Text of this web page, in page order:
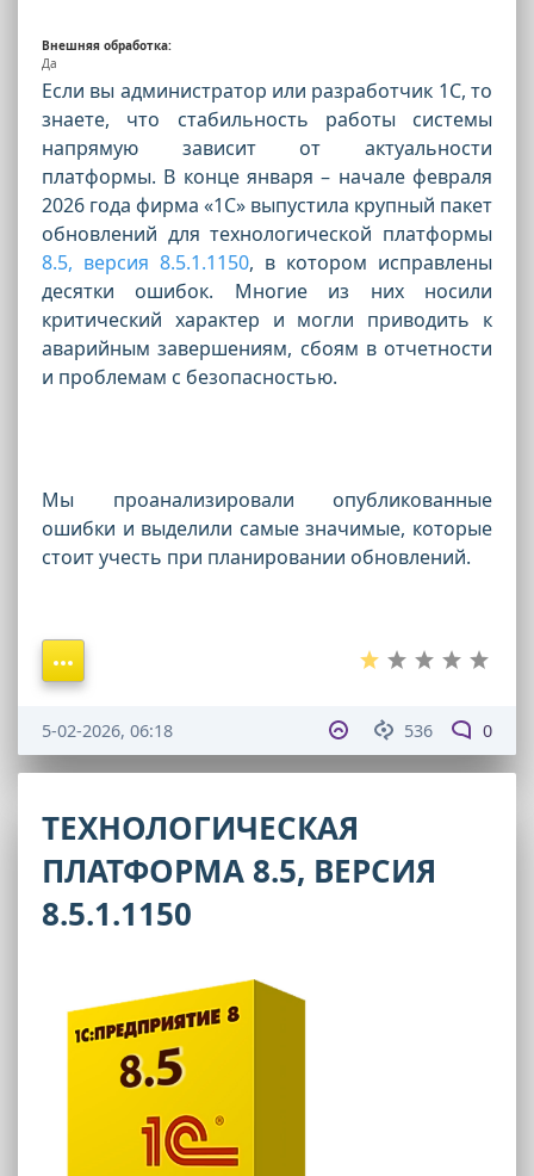
Внешняя обработка:
Да
Если вы администратор или разработчик 1С, то
знаете, что стабильность работы системы
напрямую зависит от актуальности
платформы. В конце января – начале февраля
2026 года фирма «1С» выпустила крупный пакет
обновлений для технологической платформы
8.5, версия 8.5.1.1150, в котором исправлены
десятки ошибок. Многие из них носили
критический характер и могли приводить к
аварийным завершениям, сбоям в отчетности
и проблемам с безопасностью.
Мы проанализировали опубликованные
ошибки и выделили самые значимые, которые
стоит учесть при планировании обновлений.
536 0
5-02-2026, 06:18
ТЕХНОЛОГИЧЕСКАЯ
ПЛАТФОРМА 8.5, ВЕРСИЯ
8.5.1.1150